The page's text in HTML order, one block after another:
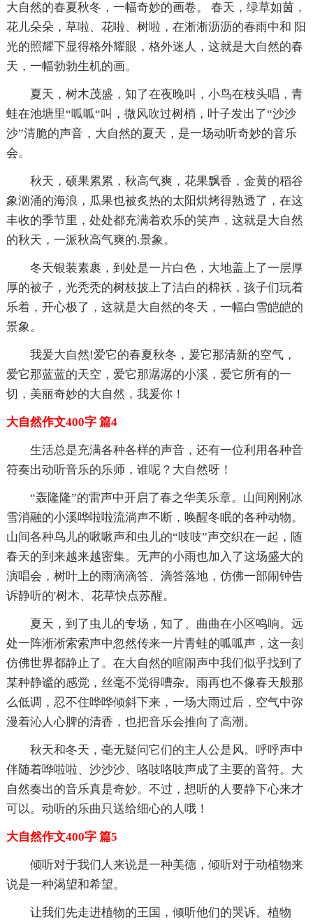
大自然的春夏秋冬，一幅奇妙的画卷。 春天，绿草如茵，
花儿朵朵，草啦、花啦、树啦，在淅淅沥沥的春雨中和 阳
光的照耀下显得格外耀眼，格外迷人，这就是大自然的春
天，一幅勃勃生机的画。
夏天，树木茂盛，知了在夜晚叫，小鸟在枝头唱，青
蛙在池塘里“呱呱“叫，微风吹过树梢，叶子发出了“沙沙
沙”清脆的声音，大自然的夏天，是一场动听奇妙的音乐
会。
秋天，硕果累累，秋高气爽，花果飘香，金黄的稻谷
象汹涌的海浪，瓜果也被炙热的太阳烘烤得熟透了，在这
丰收的季节里，处处都充满着欢乐的笑声，这就是大自然
的秋天，一派秋高气爽的.景象。
冬天银装素裹，到处是一片白色，大地盖上了一层厚
厚的被子，光秃秃的树枝披上了洁白的棉袄，孩子们玩着
乐着，开心极了，这就是大自然的冬天，一幅白雪皑皑的
景象。
我爰大自然!爱它的春夏秋冬，爰它那清新的空气，
爱它那蓝蓝的天空，爱它那潺潺的小溪，爱它所有的一
切，美丽奇妙的大自然，我爰你！
大自然作文400字 篇4
生活总是充满各种各样的声音，还有一位利用各种音
符奏出动听音乐的乐师，谁呢？大自然呀！
“轰隆隆”的雷声中开启了春之华美乐章。山间刚刚冰
雪消融的小溪哗啦啦流淌声不断，唤醒冬眠的各种动物。
山间各种鸟儿的啾啾声和虫儿的“吱吱”声交织在一起，随
春天的到来越来越密集。无声的小雨也加入了这场盛大的
演唱会，树叶上的雨滴滴答、滴答落地，仿佛一部闹钟告
诉静听的'树木、花草快点苏醒。
夏天，到了虫儿的专场，知了、曲曲在小区鸣响。远
处一阵淅淅索索声中忽然传来一片青蛙的呱呱声，这一刻
仿佛世界都静止了。在大自然的喧闹声中我们似乎找到了
某种静谧的感觉，丝毫不觉得嘈杂。雨再也不像春天般那
么低调，忍不住哗哗倾斜下来，一场大雨过后，空气中弥
漫着沁人心脾的清香，也把音乐会推向了高潮。
秋天和冬天，毫无疑问它们的主人公是风。呼呼声中
伴随着哗啦啦、沙沙沙、咯吱咯吱声成了主要的音符。大
自然奏出的音乐真是奇妙。不过，想听的人要静下心来才
可以。动听的乐曲只送给细心的人哦！
大自然作文400字 篇5
倾听对于我们人来说是一种美德，倾听对于动植物来
说是一种渴望和希望。
让我们先走进植物的王国，倾听他们的哭诉。植物